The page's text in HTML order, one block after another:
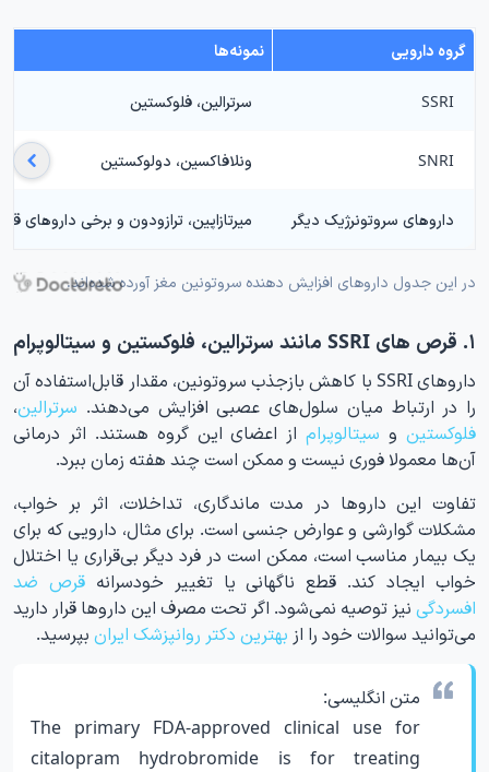
گروه دارویی نمونه‌ها
SSRI سرترالین، فلوکستین
SNRI ونلافاکسین، دولوکستین
داروهای سروتونرژیک دیگر میرتازاپین، ترازودون و برخی داروهای
در این جدول داروهای افزایش دهنده سروتونین مغز آورده شده‌اند.
۱. قرص های SSRI مانند سرترالین، فلوکستین و سیتالوپرام
داروهای SSRI با کاهش بازجذب سروتونین، مقدار قابل‌استفاده آن
را در ارتباط میان سلول‌های عصبی افزایش می‌دهند. سرترالین،
فلوکستینو سیتالوپراماز اعضای این گروه هستند. اثر درمانی
آن‌ها معمولا فوری نیست و ممکن است چند هفته زمان ببرد.
تفاوت این داروها در مدت ماندگاری، تداخلات، اثر بر خواب،
مشکلات گوارشی و عوارض جنسی است. برای مثال، دارویی که برای
یک بیمار مناسب است، ممکن است در فرد دیگر بی‌قراری یا اختلال
خواب ایجاد کند. قطع ناگهانی یا تغییر خودسرانهقرص ضد
افسردگی نیز توصیه نمی‌شود. اگر تحت مصرف این داروها قرار دارید
می‌توانید سوالات خود را از بهترین دکتر روانپزشک ایران بپرسید.
متن انگلیسی:
The primary FDA-approved clinical use for
citalopram hydrobromide is for treating